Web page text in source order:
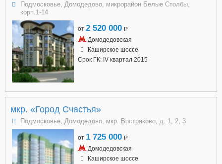
Подмосковье, Домодедово, микрорайон Белые Столбы,
корп.1-14
от 2 520 000 a
Домодедовская
Каширское шоссе
Срок ГК: IV квартал 2015
мкр. «Город Счастья»
Подмосковье, Домодедово, мкр. Востряково, д. 1, 2, 3
от 1 725 000 a
Домодедовская
Каширское шоссе